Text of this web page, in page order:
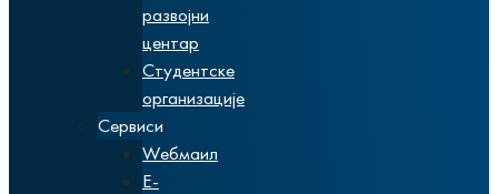
развојни
центар
Студентске
организације
Сервиси
Wебмаил
Е-